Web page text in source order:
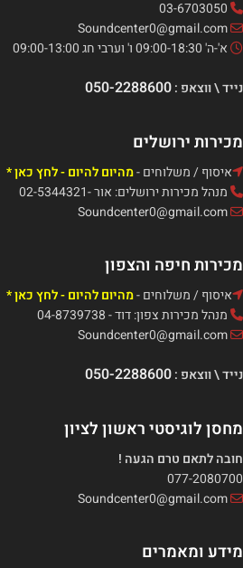
א'-ה' 09:00-18:30 ו' וערבי חג 09:00-13:00
נייד \ ווצאפ :050-2288600
מכירות ירושלים
איסוף / משלוחים -מהיום להיום - לחץ כאן *
מנהל מכירות ירושלים: אור -02-5344321
מכירות חיפה והצפון
איסוף / משלוחים -מהיום להיום - לחץ כאן *
מנהל מכירות צפון: דוד - 04-8739738
נייד \ ווצאפ :050-2288600
מחסן לוגיסטי ראשון לציון
חובה לתאם טרם הגעה !
077-2080700
מידע ומאמרים